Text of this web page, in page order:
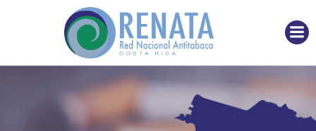
al
contenido